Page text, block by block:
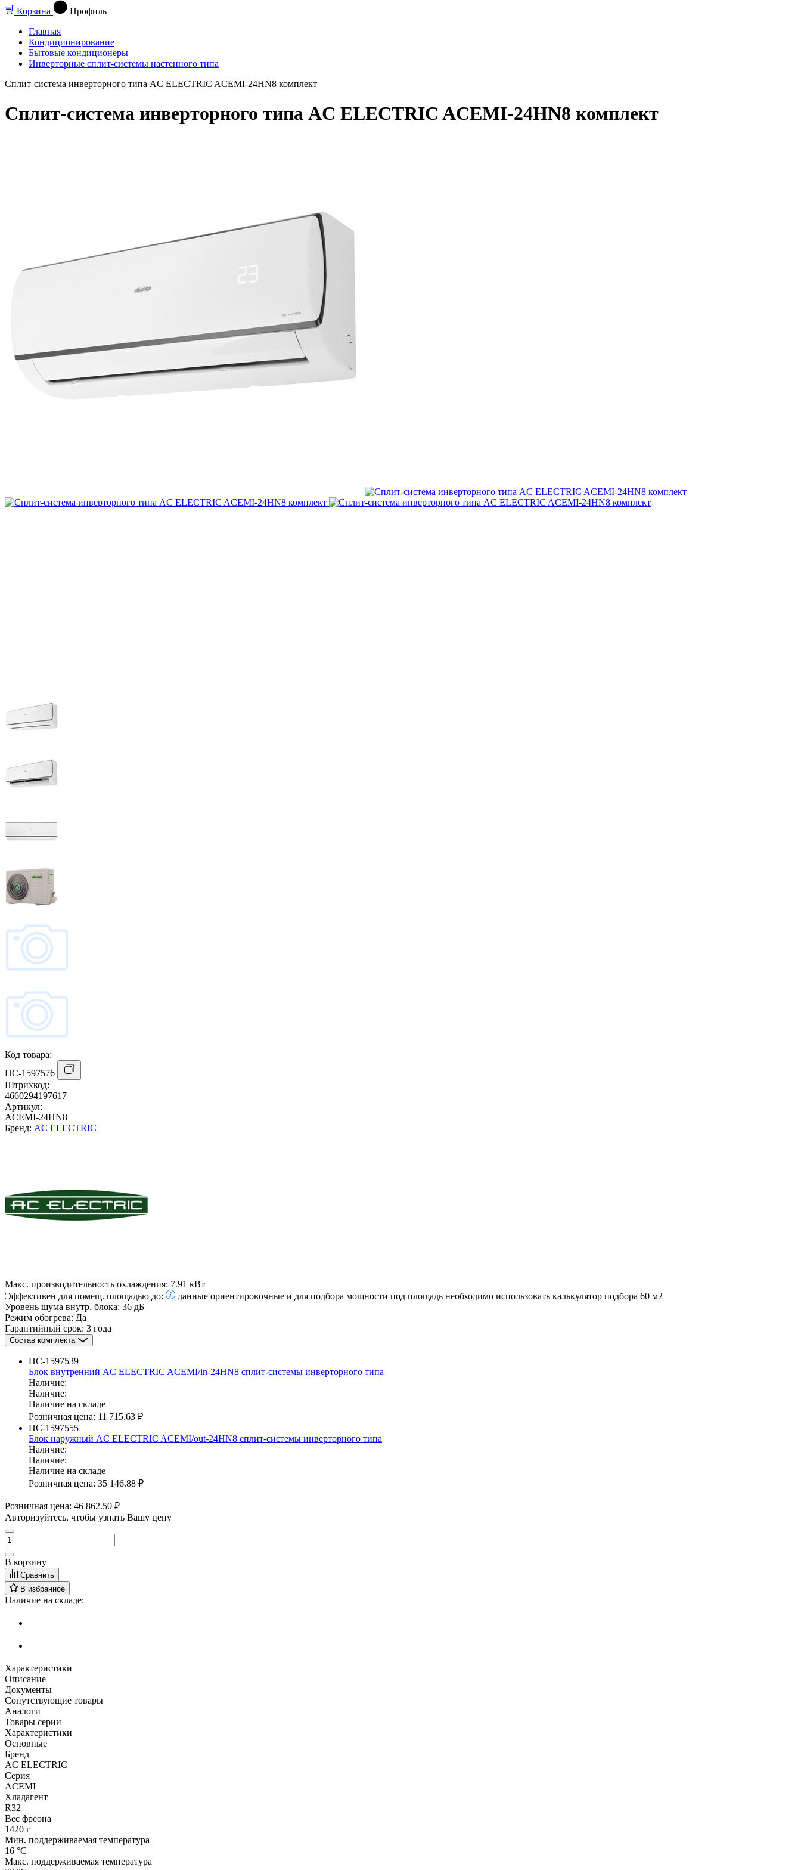
Корзина
Профиль
Главная
Кондиционирование
Бытовые кондиционеры
Инверторные сплит-системы настенного типа
Сплит-система инверторного типа AC ELECTRIC ACEMI-24HN8 комплект
Сплит-система инверторного типа AC ELECTRIC ACEMI-24HN8 комплект
Код товара:
НС-1597576
Штрихкод:
4660294197617
Артикул:
ACEMI-24HN8
Бренд: AC ELECTRIC
Макс. производительность охлаждения: 7.91 кВт
Эффективен для помещ. площадью до:
данные ориентировочные и для подбора мощности под площадь необходимо использовать калькулятор подбора 60 м2
Уровень шума внутр. блока: 36 дБ
Режим обогрева: Да
Гарантийный срок: 3 года
Состав комплекта
НС-1597539
Блок внутренний AC ELECTRIC ACEMI/in-24HN8 сплит-системы инверторного типа
Наличие:
Наличие:
Наличие на складе
Розничная цена: 11 715.63 ₽
НС-1597555
Блок наружный AC ELECTRIC ACEMI/out-24HN8 сплит-системы инверторного типа
Наличие:
Наличие:
Наличие на складе
Розничная цена: 35 146.88 ₽
Розничная цена: 46 862.50 ₽
Авторизуйтесь, чтобы узнать Вашу цену
В корзину
Сравнить
В избранное
Наличие на складе:
Характеристики
Описание
Документы
Сопутствующие товары
Аналоги
Товары серии
Характеристики
Основные
Бренд
AC ELECTRIC
Серия
ACEMI
Хладагент
R32
Вес фреона
1420 г
Мин. поддерживаемая температура
16 °С
Макс. поддерживаемая температура